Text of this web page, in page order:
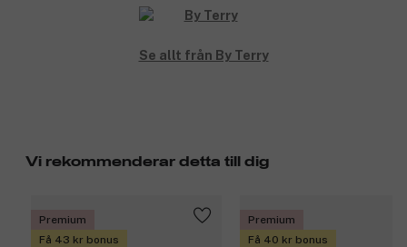
Se allt från By Terry
Vi rekommenderar detta till dig
Premium
Få 43 kr bonus
Premium
Få 40 kr bonus